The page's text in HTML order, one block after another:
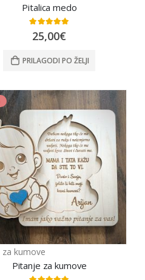
Pitalica medo
5.00 out of 5
25,00€
PRILAGODI PO ŽELJI
za kumove
Pitanje za kumove
Noćna Lampa Godišnjica Braka
5.00 out of 5
49,00€ 47,00